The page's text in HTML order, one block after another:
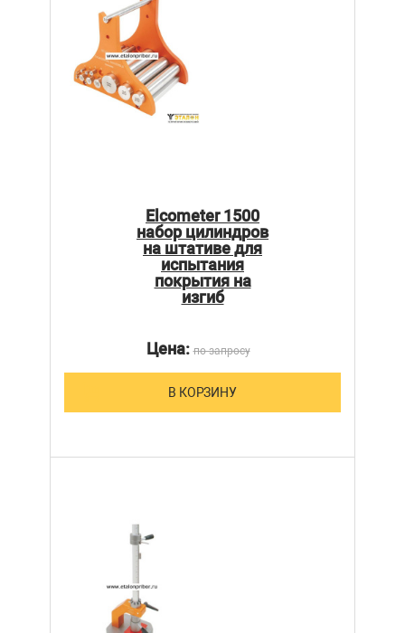
Elcometer 1500
набор цилиндров
на штативе для
испытания
покрытия на
изгиб
Цена:по запросу
В КОРЗИНУ